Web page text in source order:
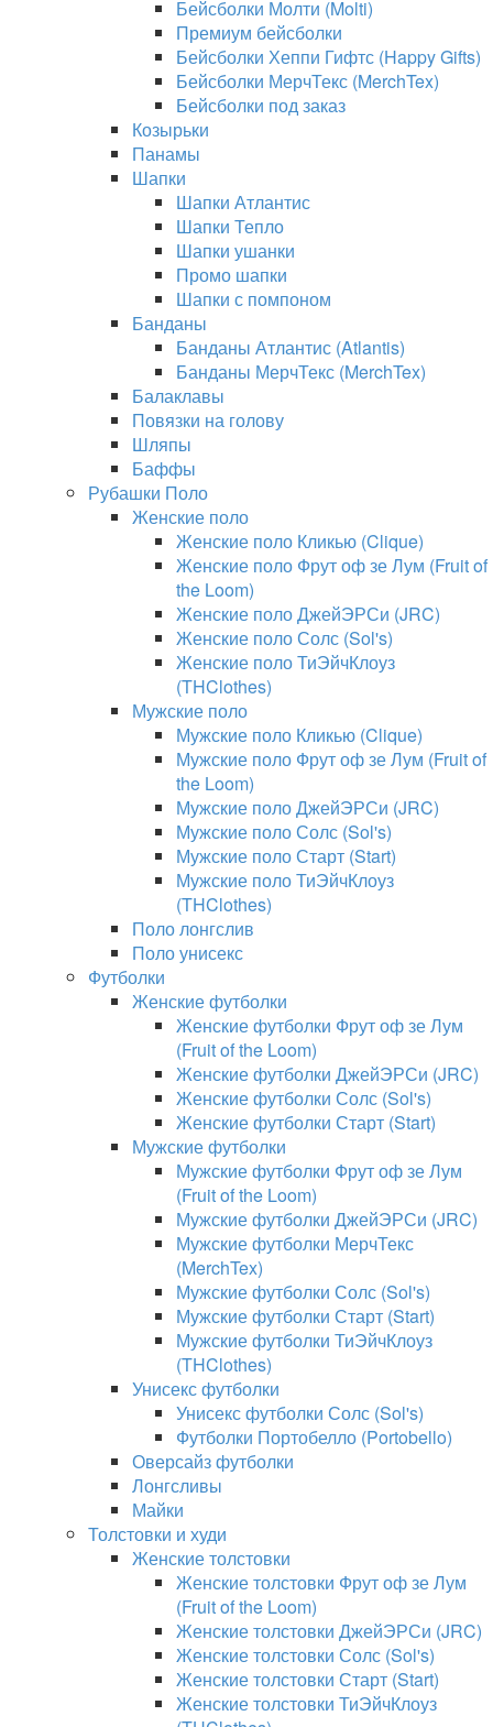
Бейсболки Молти (Molti)
Премиум бейсболки
Бейсболки Хеппи Гифтс (Happy Gifts)
Бейсболки МерчТекс (MerchTex)
Бейсболки под заказ
Козырьки
Панамы
Шапки
Шапки Атлантис
Шапки Тепло
Шапки ушанки
Промо шапки
Шапки с помпоном
Банданы
Банданы Атлантис (Atlantis)
Банданы МерчТекс (MerchTex)
Балаклавы
Повязки на голову
Шляпы
Баффы
Рубашки Поло
Женские поло
Женские поло Кликью (Clique)
Женские поло Фрут оф зе Лум (Fruit of
the Loom)
Женские поло ДжейЭРСи (JRC)
Женские поло Солс (Sol's)
Женские поло ТиЭйчКлоуз
(THClothes)
Мужские поло
Мужские поло Кликью (Clique)
Мужские поло Фрут оф зе Лум (Fruit of
the Loom)
Мужские поло ДжейЭРСи (JRC)
Мужские поло Солс (Sol's)
Мужские поло Старт (Start)
Мужские поло ТиЭйчКлоуз
(THClothes)
Поло лонгслив
Поло унисекс
Футболки
Женские футболки
Женские футболки Фрут оф зе Лум
(Fruit of the Loom)
Женские футболки ДжейЭРСи (JRC)
Женские футболки Солс (Sol's)
Женские футболки Старт (Start)
Мужские футболки
Мужские футболки Фрут оф зе Лум
(Fruit of the Loom)
Мужские футболки ДжейЭРСи (JRC)
Мужские футболки МерчТекс
(MerchTex)
Мужские футболки Солс (Sol's)
Мужские футболки Старт (Start)
Мужские футболки ТиЭйчКлоуз
(THClothes)
Унисекс футболки
Унисекс футболки Солс (Sol's)
Футболки Портобелло (Portobello)
Оверсайз футболки
Лонгсливы
Майки
Толстовки и худи
Женские толстовки
Женские толстовки Фрут оф зе Лум
(Fruit of the Loom)
Женские толстовки ДжейЭРСи (JRC)
Женские толстовки Солс (Sol's)
Женские толстовки Старт (Start)
Женские толстовки ТиЭйчКлоуз